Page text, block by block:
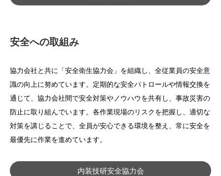
安全への取組み
協力会社と共に「安全衛生協力会」を組織し、全従業員の安全意
識の向上に努めています。定期的な安全パトロールや情報交換を
通じて、協力会社間で安全対策やノウハウを共有し、事故災害の
防止に取り組んでいます。各作業現場のリスクを把握し、適切な
対策を講じることで、全員が安心できる環境を整え、常に安全を
最優先に作業を進めています。
内装技研安全協力会